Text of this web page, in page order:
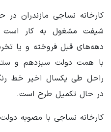
شیفت مشغول به کار است
دهه‌های قبل فروخته و یا
با همت دولت سیزدهم و
راحل طی یکسال اخیر خط
در حال تکمیل طرح است.
کارخانه نساجی با مصوبه